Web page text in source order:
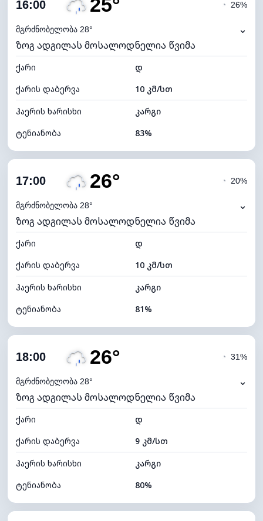
ნამის წერტილი
ხილვადობა
9 კმ
განათების ინდექსი 4 (მკრთალი)
ღრუბლის სიმაღლე 5200 მ
16:00 25°
მგრძნობელობა 28°
◔ 26%
⌄
ზოგ ადგილას მოსალოდნელია წვიმა
ქარი
დ
ქარის დაბერვა
10 კმ/სთ
ჰაერის ხარისხი
კარგი
ტენიანობა
83%
ღრუბლიანობა
ნამის წერტილი
ხილვადობა
10 კმ
განათების ინდექსი 4 (მკრთალი)
ღრუბლის სიმაღლე 4880 მ
17:00 26°
მგრძნობელობა 28°
◔ 20%
⌄
ზოგ ადგილას მოსალოდნელია წვიმა
ქარი
დ
ქარის დაბერვა
10 კმ/სთ
ჰაერის ხარისხი
კარგი
ტენიანობა
81%
ღრუბლიანობა
ნამის წერტილი
ხილვადობა
10 კმ
განათების ინდექსი 4 (მკრთალი)
ღრუბლის სიმაღლე 6000 მ
18:00 26°
მგრძნობელობა 28°
◔ 31%
⌄
ზოგ ადგილას მოსალოდნელია წვიმა
ქარი
დ
ქარის დაბერვა
9 კმ/სთ
ჰაერის ხარისხი
კარგი
ტენიანობა
80%